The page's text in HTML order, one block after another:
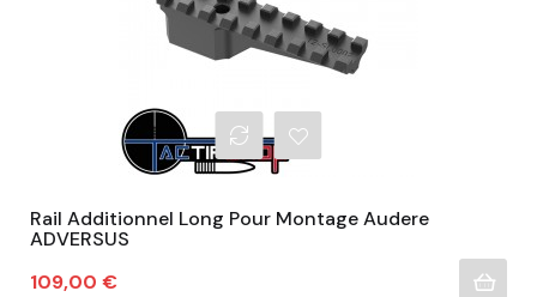
Rail Additionnel Long Pour Montage Audere
ADVERSUS
Prix
109,00 €